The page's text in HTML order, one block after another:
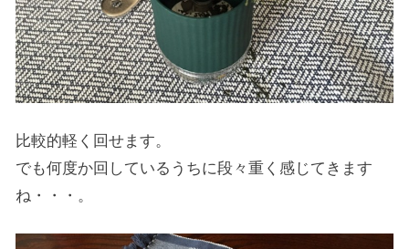
比較的軽く回せます。
でも何度か回しているうちに段々重く感じてきます
ね・・・。